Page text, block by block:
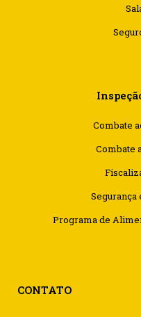
Combate
Combate
Segurança
Programa de
CONTATO